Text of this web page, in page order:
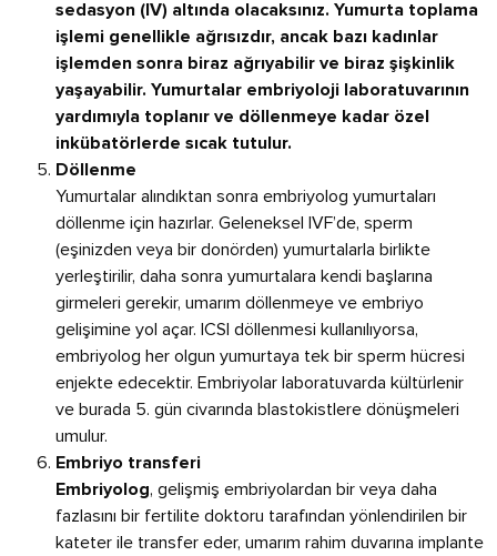
sedasyon (IV) altında olacaksınız. Yumurta toplama
işlemi genellikle ağrısızdır, ancak bazı kadınlar
işlemden sonra biraz ağrıyabilir ve biraz şişkinlik
yaşayabilir. Yumurtalar embriyoloji laboratuvarının
yardımıyla toplanır ve döllenmeye kadar özel
inkübatörlerde sıcak tutulur.
Döllenme
Yumurtalar alındıktan sonra embriyolog yumurtaları
döllenme için hazırlar. Geleneksel IVF’de, sperm
(eşinizden veya bir donörden) yumurtalarla birlikte
yerleştirilir, daha sonra yumurtalara kendi başlarına
girmeleri gerekir, umarım döllenmeye ve embriyo
gelişimine yol açar. ICSI döllenmesi kullanılıyorsa,
embriyolog her olgun yumurtaya tek bir sperm hücresi
enjekte edecektir. Embriyolar laboratuvarda kültürlenir
ve burada 5. gün civarında blastokistlere dönüşmeleri
umulur.
Embriyo transferi
Embriyolog, gelişmiş embriyolardan bir veya daha
fazlasını bir fertilite doktoru tarafından yönlendirilen bir
kateter ile transfer eder, umarım rahim duvarına implante